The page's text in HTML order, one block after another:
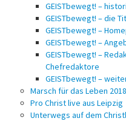
GEISTbewegt! –
GEISTbewegt! – die
GEISTbewegt! –
GEISTbewegt! –
GEISTbewegt! –
Chefredaktore
GEISTbewegt! –
Marsch für das Leben 2018
Pro Christ live aus Leipzig
Unterwegs auf dem